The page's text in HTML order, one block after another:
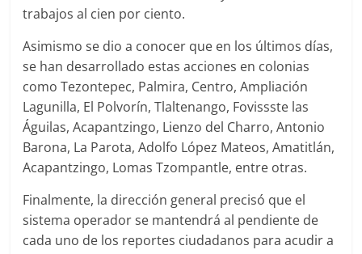
trabajos al cien por ciento.
Asimismo se dio a conocer que en los últimos días,
se han desarrollado estas acciones en colonias
como Tezontepec, Palmira, Centro, Ampliación
Lagunilla, El Polvorín, Tlaltenango, Fovissste las
Águilas, Acapantzingo, Lienzo del Charro, Antonio
Barona, La Parota, Adolfo López Mateos, Amatitlán,
Acapantzingo, Lomas Tzompantle, entre otras.
Finalmente, la dirección general precisó que el
sistema operador se mantendrá al pendiente de
cada uno de los reportes ciudadanos para acudir a